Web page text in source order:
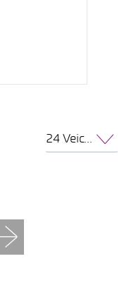
24 Veicoli per pagina